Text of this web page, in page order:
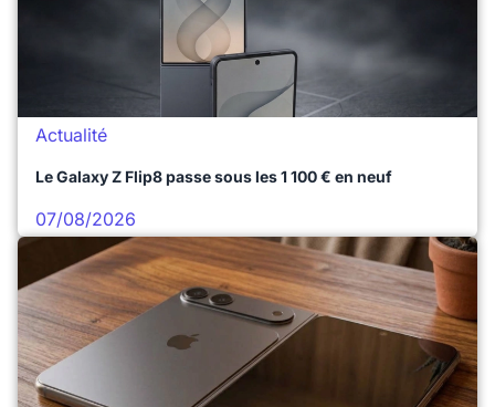
Actualité
Le Galaxy Z Flip8 passe sous les 1 100 € en neuf
07/08/2026